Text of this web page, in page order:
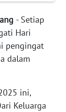
- Setiap
Hari
pengingat
dalam
ini,
Keluarga